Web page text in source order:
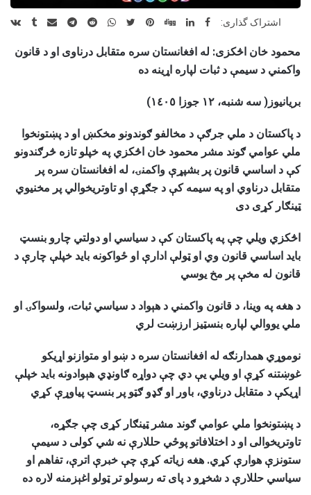
اشتراک گذاری:
محمود خان اڅکزی: له افغانستان سره متقابل درناوی او د قانون
واکمني د سیمې د ثبات لپاره اړینه ده
بریانیوز( سه شنبه، ۱۲ جوزا ١٤٠٥)
د پاکستان د ملي جرګې د مخالفو ګوندونو مخکښ او د پښتونخوا
ملي عوامي ګوند مشر محمود خان اڅکزي په خپلو تازه څرګندونو
کې د اساسي قانون پر بشپړې واکمنۍ، له افغانستان سره پر
متقابل درناوي او په سیمه کې د جګړې او تاوتریخوالي پر مخنیوي
ټینګار کړی دی
اڅکزي ویلي چې په پاکستان کې د سیاسي او دولتي چارو بنسټ
باید اساسي قانون وي او ټولې ادارې او ځواکونه باید خپلې چارې د
قانون له مخې پر مخ یوسي
د هغه په وینا، د قانون واکمني د هېواد د سیاسي ثبات، ولسواکۍ او
ملي یووالي لپاره بنسټیز ارزښت لري
نوموړي همدارنګه له افغانستان سره د ښو او متوازنو اړیکو
غوښتنه کړې او ویلي یې دي چې دواړه ګاونډي هېوادونه باید خپلې
اړیکې د متقابل درناوي، باور او ګډو ګټو پر بنسټ پیاوړې کړي
د پښتونخوا ملي عوامي ګوند مشر ټینګار کړی چې جګړه،
تاوتریخوالی او د اختلافاتو پوځي حللارې نه شي کولی د سیمې
ستونزې هوارې کړي. هغه زیاته کړې چې خبرې اترې، تفاهم او
سیاسي حللارې د شخړو د پای ته رسولو تر ټولو اغېزمنه لاره ده